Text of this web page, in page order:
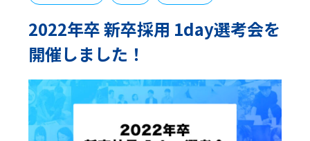
2022年卒 新卒採用 1day選考会を
開催しました！